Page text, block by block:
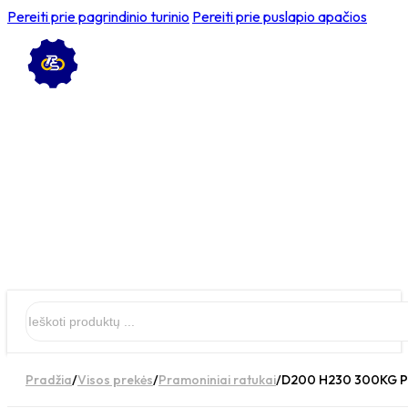
Pereiti prie pagrindinio turinio Pereiti prie puslapio apačios
Pradžia/Visos prekės/Pramoniniai ratukai/D200 H230 300KG